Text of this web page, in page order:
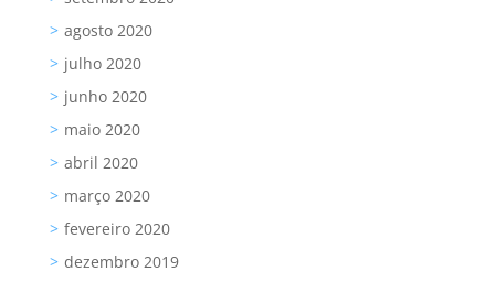
agosto 2020
julho 2020
junho 2020
maio 2020
abril 2020
março 2020
fevereiro 2020
dezembro 2019